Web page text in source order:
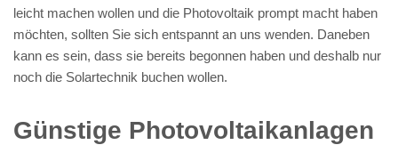
leicht machen wollen und die Photovoltaik prompt macht haben
möchten, sollten Sie sich entspannt an uns wenden. Daneben
kann es sein, dass sie bereits begonnen haben und deshalb nur
noch die Solartechnik buchen wollen.
Günstige Photovoltaikanlagen